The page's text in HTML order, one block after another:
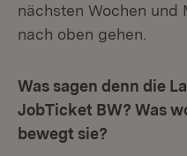
nächsten Wochen und
nach oben gehen.
Was sagen denn die
JobTicket BW? Was
bewegt sie?